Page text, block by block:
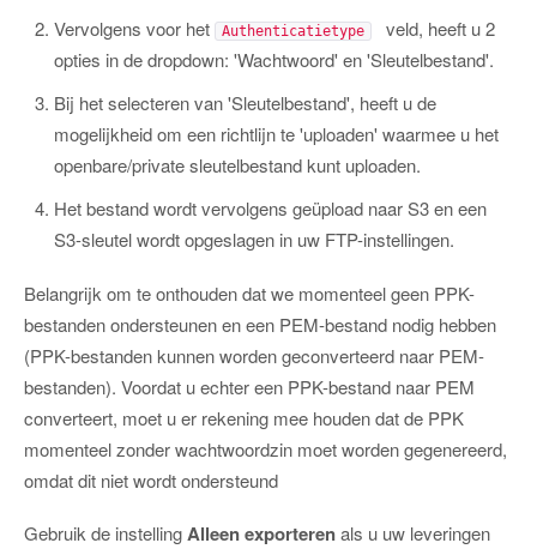
Vervolgens voor het
Authenticatietype
veld, heeft u 2
opties in de dropdown: 'Wachtwoord' en 'Sleutelbestand'.
Bij het selecteren van 'Sleutelbestand', heeft u de
mogelijkheid om een richtlijn te 'uploaden' waarmee u het
openbare/private sleutelbestand kunt uploaden.
Het bestand wordt vervolgens geüpload naar S3 en een
S3-sleutel wordt opgeslagen in uw FTP-instellingen.
Belangrijk om te onthouden dat we momenteel geen PPK-
bestanden ondersteunen en een PEM-bestand nodig hebben
(PPK-bestanden kunnen worden geconverteerd naar PEM-
bestanden). Voordat u echter een PPK-bestand naar PEM
converteert, moet u er rekening mee houden dat de PPK
momenteel zonder wachtwoordzin moet worden gegenereerd,
omdat dit niet wordt ondersteund
Gebruik de instellingAlleen exporterenals u uw leveringen